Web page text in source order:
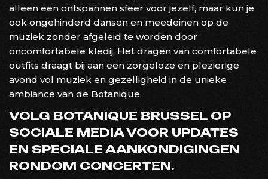
alleen een ontspannen sfeer voor jezelf, maar kun je
ook ongehinderd dansen en meedeinen op de
muziek zonder afgeleid te worden door
oncomfortabele kledij. Het dragen van comfortabele
outfits draagt bij aan een zorgeloze en plezierige
avond vol muziek en gezelligheid in de unieke
ambiance van de Botanique.
VOLG BOTANIQUE BRUSSEL OP
SOCIALE MEDIA VOOR UPDATES
EN SPECIALE AANKONDIGINGEN
RONDOM CONCERTEN.